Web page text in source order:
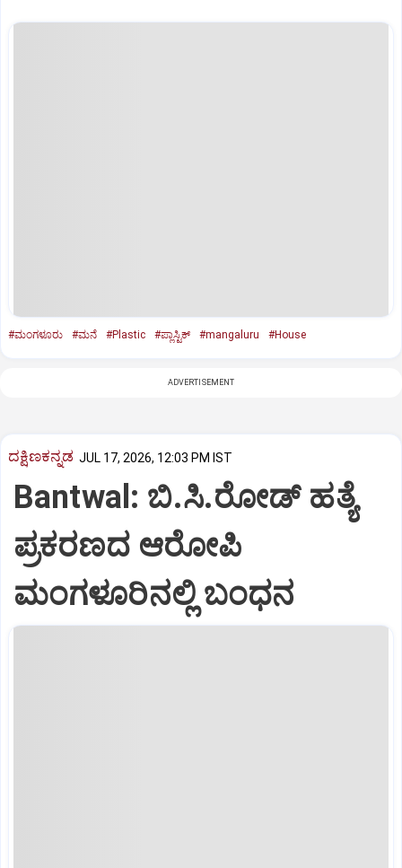
#ಮಂಗಳೂರು #ಮನೆ #Plastic #ಪ್ಲಾಸ್ಟಿಕ್‌ #mangaluru #House
ADVERTISEMENT
ದಕ್ಷಿಣಕನ್ನಡ JUL 17, 2026, 12:03 PM IST
Bantwal: ಬಿ.ಸಿ.ರೋಡ್ ಹತ್ಯೆ
ಪ್ರಕರಣದ ಆರೋಪಿ
ಮಂಗಳೂರಿನಲ್ಲಿ ಬಂಧನ